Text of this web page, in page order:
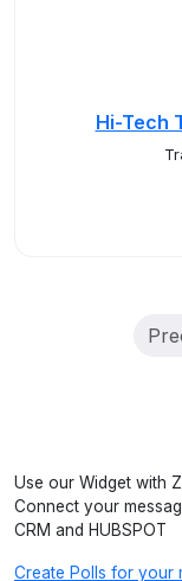
Hi-Tech
Use our Widget with
Connect your
CRM and HUBSPOT
Create Polls for your